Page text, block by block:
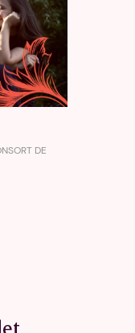
DE